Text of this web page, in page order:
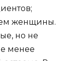
женщины.
но не
менее